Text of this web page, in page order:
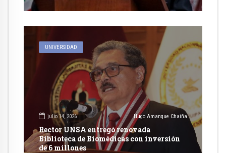
UNIVERSIDAD
julio 14, 2026 Hugo Amanque Chaiña
Rector UNSA entregó renovada
Biblioteca de Biomédicas con inversión
de 6 millones